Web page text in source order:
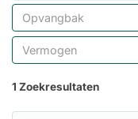
Opvangbak
Vermogen
1 Zoekresultaten